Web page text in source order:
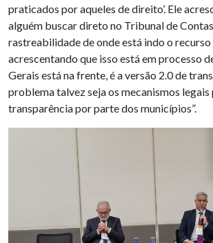
praticados por aqueles de direito’. Ele
alguém buscar direto no Tribunal de
rastreabilidade de onde está indo o
acrescentando que isso está em processo
Gerais está na frente, é a versão 2.0 de
problema talvez seja os mecanismos legais
transparência por parte dos municípios”.